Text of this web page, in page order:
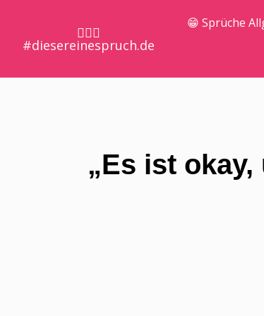
🤷🏼‍♀️
#diesereinespruch.de
😁 Sprüche
„Es ist